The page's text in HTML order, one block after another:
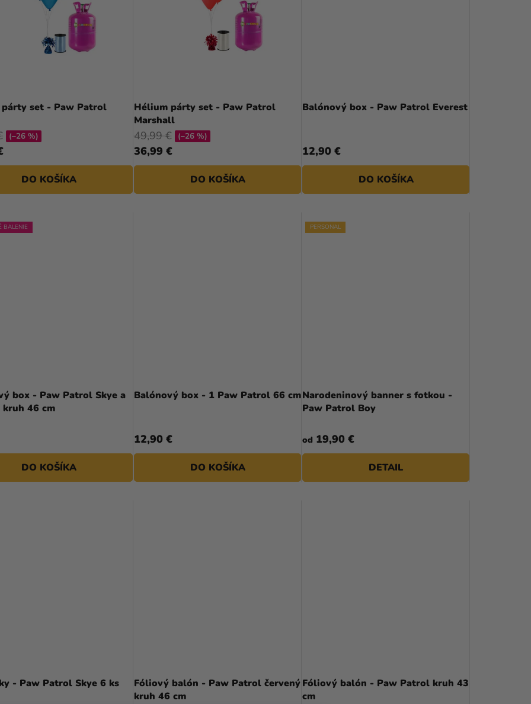
U
T
V
párty set - Paw Patrol
(–26 %)
DO KOŠÍKA
Hélium párty set - Paw Patrol
Marshall
36,99 €
49,99 € (–26 %)
DO KOŠÍKA
Balónový box - Paw Patrol Everest
12,90 €
DO KOŠÍKA
BALENIE
box - Paw Patrol Skye a
kruh 46 cm
DO KOŠÍKA
Balónový box - 1 Paw Patrol 66 cm
12,90 €
DO KOŠÍKA
PERSONAL
Narodeninový banner s fotkou -
Paw Patrol Boy
od 19,90 €
DETAIL
- Paw Patrol Skye 6 ks
Fóliový balón - Paw Patrol červený
kruh 46 cm
Fóliový balón - Paw Patrol kruh 43
cm